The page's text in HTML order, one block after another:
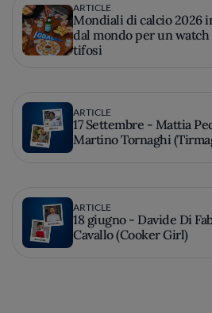
ARTICLE
Mondiali di calcio 2026
dal mondo per un
tifosi
ARTICLE
17 Settembre - Mattia
Martino Tornaghi
ARTICLE
18 giugno - Davide Di
Cavallo (Cooker Girl)